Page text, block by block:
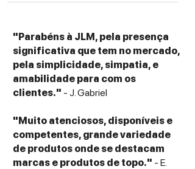
"Parabéns à JLM, pela presença
significativa que tem no mercado,
pela simplicidade, simpatia, e
amabilidade para com os
clientes." - J. Gabriel
"Muito atenciosos, disponíveis e
competentes, grande variedade
de produtos onde se destacam
marcas e produtos de topo." - E.